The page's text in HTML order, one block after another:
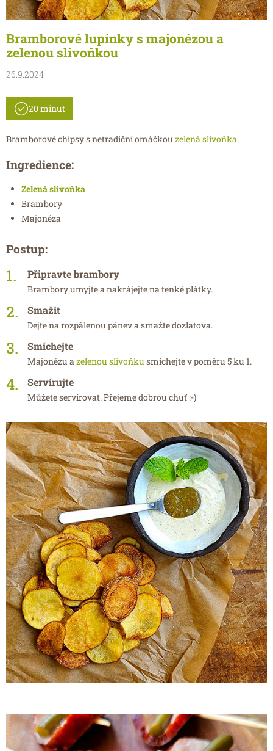
Bramborové lupínky s majonézou a
zelenou slivoňkou
26.9.2024
20 minut
Bramborové chipsy s netradiční omáčkou zelená slivoňka.
Ingredience:
Zelená slivoňka
Brambory
Majonéza
Postup:
Připravte brambory
Brambory umyjte a nakrájejte na tenké plátky.
Smažit
Dejte na rozpálenou pánev a smažte dozlatova.
Smíchejte
Majonézu azelenou slivoňku smíchejte v poměru 5 ku 1.
Servírujte
Můžete servírovat. Přejeme dobrou chuť :-)